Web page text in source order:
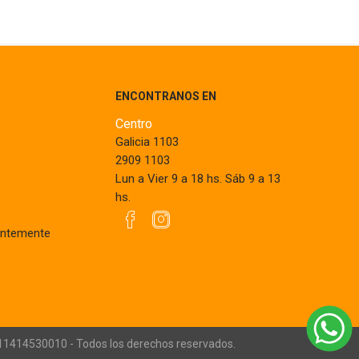
ENCONTRANOS EN
Centro
Galicia 1103
2909 1103
Lun a Vier 9 a 18 hs. Sáb 9 a 13
hs.
- Todos los derechos reservados.